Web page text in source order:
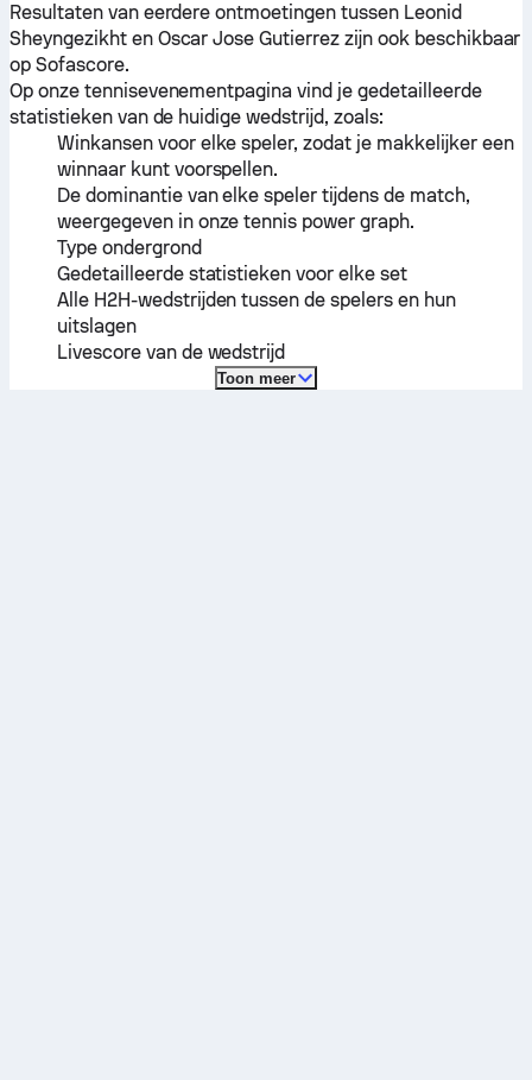
Resultaten van eerdere ontmoetingen tussen Leonid
Sheyngezikhten Oscar Jose Gutierrez zijn ook beschikbaar
op Sofascore.
Op onze tennisevenementpagina vind je gedetailleerde
statistieken van de huidige wedstrijd, zoals:
Winkansen voor elke speler, zodat je makkelijker een
winnaar kunt voorspellen.
De dominantie van elke speler tijdens de match,
weergegeven in onze tennis power graph.
Type ondergrond
Gedetailleerde statistieken voor elke set
Alle H2H-wedstrijden tussen de spelers en hun
uitslagen
Livescore van de wedstrijd
Toon meer